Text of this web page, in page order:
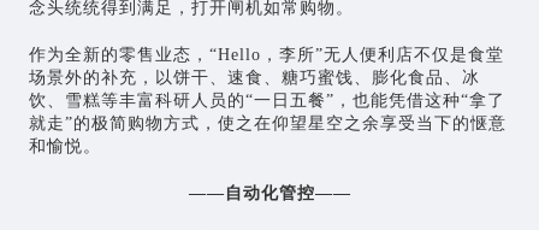
念头统统得到满足，打开闸机如常购物。
作为全新的零售业态，“Hello，李所”无人便利店不仅是食堂
场景外的补充，以饼干、速食、糖巧蜜饯、膨化食品、冰
饮、雪糕等丰富科研人员的“一日五餐”，也能凭借这种“拿了
就走”的极简购物方式，使之在仰望星空之余享受当下的惬意
和愉悦。
——自动化管控——